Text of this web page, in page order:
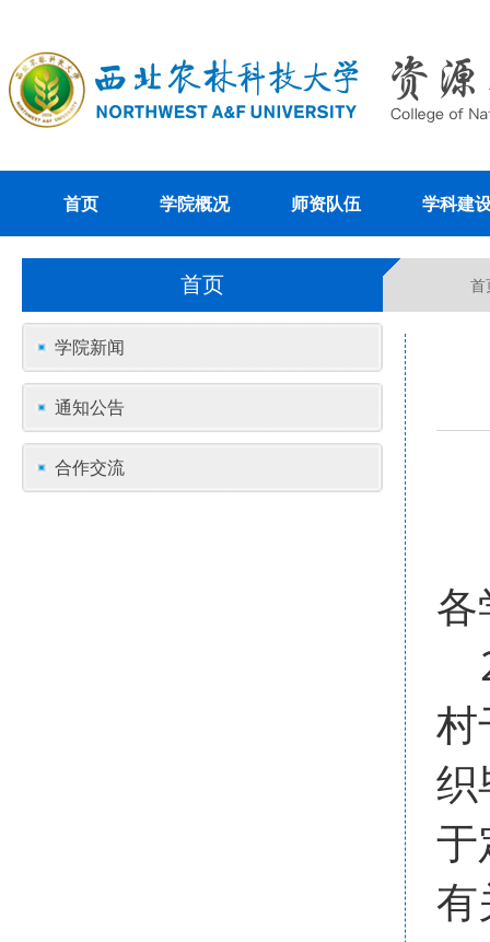
首页 学院概况 师资队伍 学科建
首页 首
学院新闻
通知公告
合作交流
村
织
于
有